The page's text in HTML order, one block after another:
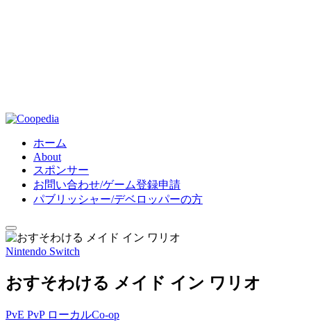
ホーム
About
スポンサー
お問い合わせ/ゲーム登録申請
パブリッシャー/デベロッパーの方
Nintendo Switch
おすそわける メイド イン ワリオ
PvE PvP ローカルCo-op